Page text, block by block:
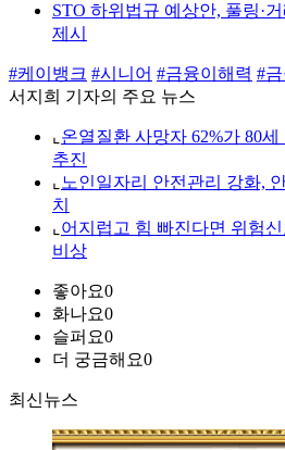
STO 하위법규 예상안, 풀링·
제시
#케이뱅크 #시니어 #금융이해력 #금
서지희 기자의 주요 뉴스
⌞ 온열질환 사망자 62%가 80
추진
⌞ 노인일자리 안전관리 강화,
치
⌞ 어지럽고 힘 빠진다면 위험
비상
좋아요0
화나요0
슬퍼요0
더 궁금해요0
최신뉴스